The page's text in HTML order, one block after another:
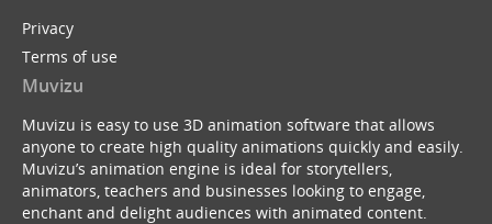
Privacy
Terms of use
Muvizu
Muvizu is easy to use 3D animation software that allows
anyone to create high quality animations quickly and easily.
Muvizu’s animation engine is ideal for storytellers,
animators, teachers and businesses looking to engage,
enchant and delight audiences with animated content.